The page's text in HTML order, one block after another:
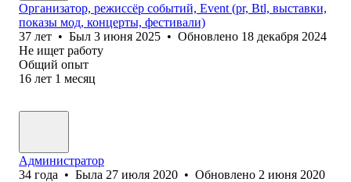
Организатор, режиссёр событий, Event (pr, Btl, выставки,
показы мод, концерты, фестивали)
37 лет • Был 3 июня 2025 • Обновлено 18 декабря 2024
Не ищет работу
Общий опыт
16 лет 1 месяц
Администратор
34 года • Была 27 июля 2020 • Обновлено 2 июня 2020